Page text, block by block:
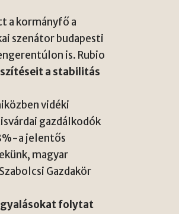
a kormányfő a
szenátor budapesti
is. Rubio
a stabilitás
vidéki
gazdálkodók
a jelentős
magyar
Gazdakör
folytat